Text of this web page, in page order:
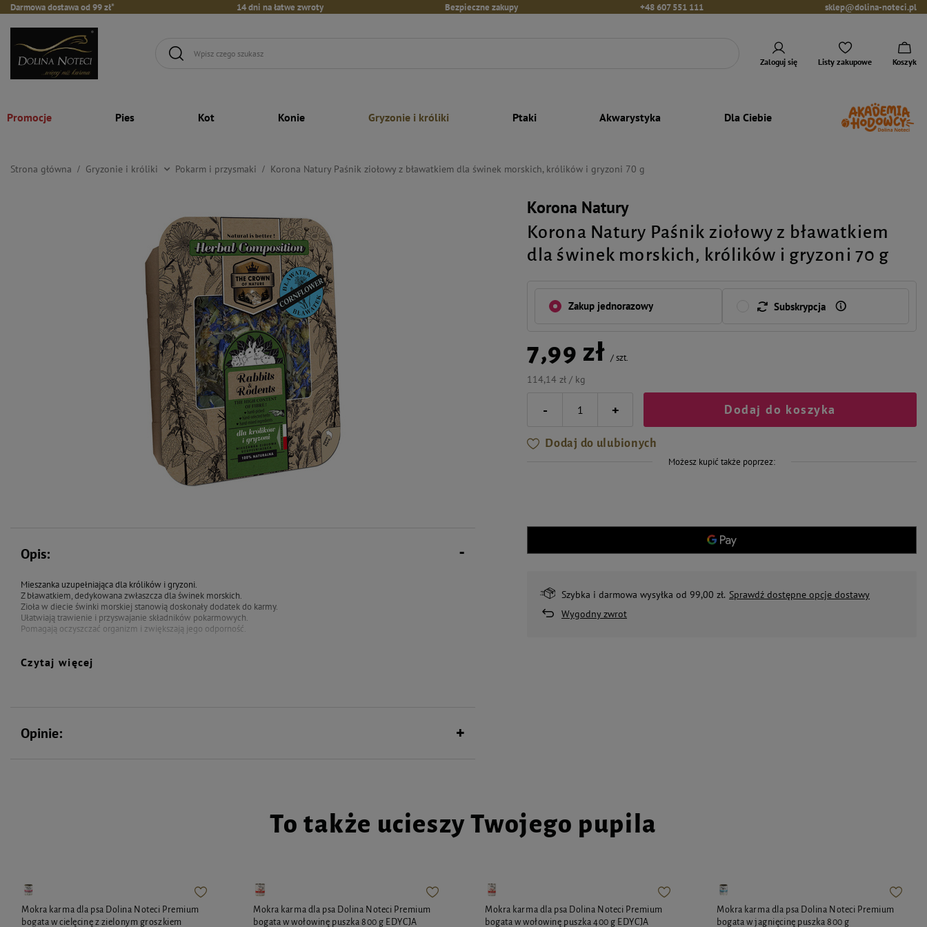
Darmowa dostawa od 99 zł* 14 dni na łatwe zwroty Bezpieczne zakupy +48 607 551 111 sklep@dolina-noteci.pl
Zaloguj się Listy zakupowe Koszyk
Promocje Pies Kot Konie Gryzonie i króliki Ptaki Akwarystyka Dla Ciebie
Strona główna Gryzonie i króliki Pokarm i przysmaki Korona Natury Paśnik ziołowy z bławatkiem dla świnek morskich, królików i gryzoni 70 g
Korona Natury
Korona Natury Paśnik ziołowy z bławatkiem
dla świnek morskich, królików i gryzoni 70 g
Zakup jednorazowy Subskrypcja
7,99 zł /szt.
114,14 zł / kg
- + Dodaj do koszyka
Dodaj do ulubionych
Możesz kupić także poprzez:
Szybka i darmowa wysyłka od 99,00 zł. Sprawdź dostępne opcje dostawy
Wygodny zwrot
Opis:
Mieszanka uzupełniająca dla królików i gryzoni.
Z bławatkiem, dedykowana zwłaszcza dla świnek morskich.
Zioła w diecie świnki morskiej stanowią doskonały dodatek do karmy.
Ułatwiają trawienie i przyswajanie składników pokarmowych.
Pomagają oczyszczać organizm i zwiększają jego odporność.
Skład:suszony podbiał, mięta, kwiat bławatka, kora brzozy, liść lipy, szałwia, babka lancetowata, melisa, pokrzywa.
Czytaj więcej
Opinie:
To także ucieszy Twojego pupila
Mokra karma dla psa Dolina Noteci Premium
bogata w cielęcinę z zielonym groszkiem
Mokra karma dla psa Dolina Noteci Premium
bogata w wołowinę puszka 800 g EDYCJA
Mokra karma dla psa Dolina Noteci Premium
bogata w wołowinę puszka 400 g EDYCJA
Mokra karma dla psa Dolina Noteci Premium
bogata w jagnięcinę puszka 800 g